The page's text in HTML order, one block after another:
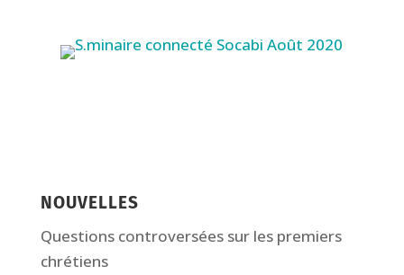
NOUVELLES
Questions controversées sur les premiers
chrétiens